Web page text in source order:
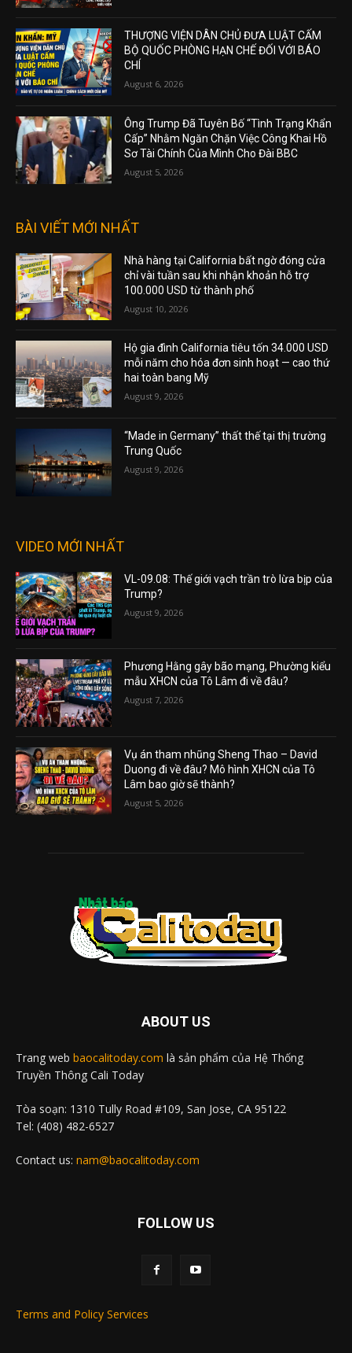
THƯỢNG VIỆN DÂN CHỦ ĐƯA LUẬT CẤM
BỘ QUỐC PHÒNG HẠN CHẾ ĐỐI VỚI BÁO
CHÍ
August 6, 2026
Ông Trump Đã Tuyên Bố “Tình Trạng Khẩn
Cấp” Nhằm Ngăn Chặn Việc Công Khai Hồ
Sơ Tài Chính Của Mình Cho Đài BBC
August 5, 2026
BÀI VIẾT MỚI NHẤT
Nhà hàng tại California bất ngờ đóng cửa
chỉ vài tuần sau khi nhận khoản hỗ trợ
100.000 USD từ thành phố
August 10, 2026
Hộ gia đình California tiêu tốn 34.000 USD
mỗi năm cho hóa đơn sinh hoạt — cao thứ
hai toàn bang Mỹ
August 9, 2026
“Made in Germany” thất thế tại thị trường
Trung Quốc
August 9, 2026
VIDEO MỚI NHẤT
VL-09.08: Thế giới vạch trần trò lừa bịp của
Trump?
August 9, 2026
Phương Hằng gây bão mạng, Phường kiểu
mẫu XHCN của Tô Lâm đi về đâu?
August 7, 2026
Vụ án tham nhũng Sheng Thao – David
Duong đi về đâu? Mô hình XHCN của Tô
Lâm bao giờ sẽ thành?
August 5, 2026
ABOUT US
Trang web baocalitoday.com là sản phẩm của Hệ Thống
Truyền Thông Cali Today
Tòa soạn: 1310 Tully Road #109, San Jose, CA 95122
Tel: (408) 482-6527
Contact us: nam@baocalitoday.com
FOLLOW US
Terms and Policy Services